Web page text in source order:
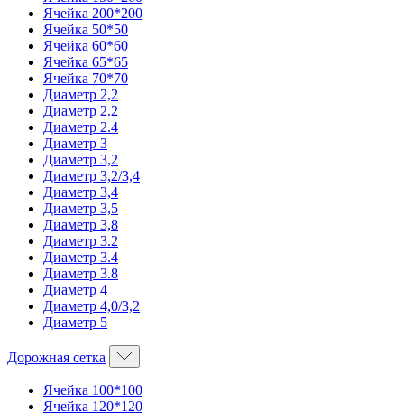
Ячейка 200*200
Ячейка 50*50
Ячейка 60*60
Ячейка 65*65
Ячейка 70*70
Диаметр 2,2
Диаметр 2.2
Диаметр 2.4
Диаметр 3
Диаметр 3,2
Диаметр 3,2/3,4
Диаметр 3,4
Диаметр 3,5
Диаметр 3,8
Диаметр 3.2
Диаметр 3.4
Диаметр 3.8
Диаметр 4
Диаметр 4,0/3,2
Диаметр 5
Дорожная сетка
Ячейка 100*100
Ячейка 120*120